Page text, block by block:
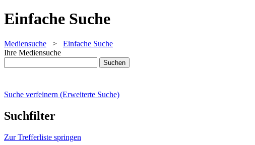
Einfache Suche
Mediensuche > Einfache Suche
Ihre Mediensuche
Suche verfeinern (Erweiterte Suche)
Suchfilter
Zur Trefferliste springen